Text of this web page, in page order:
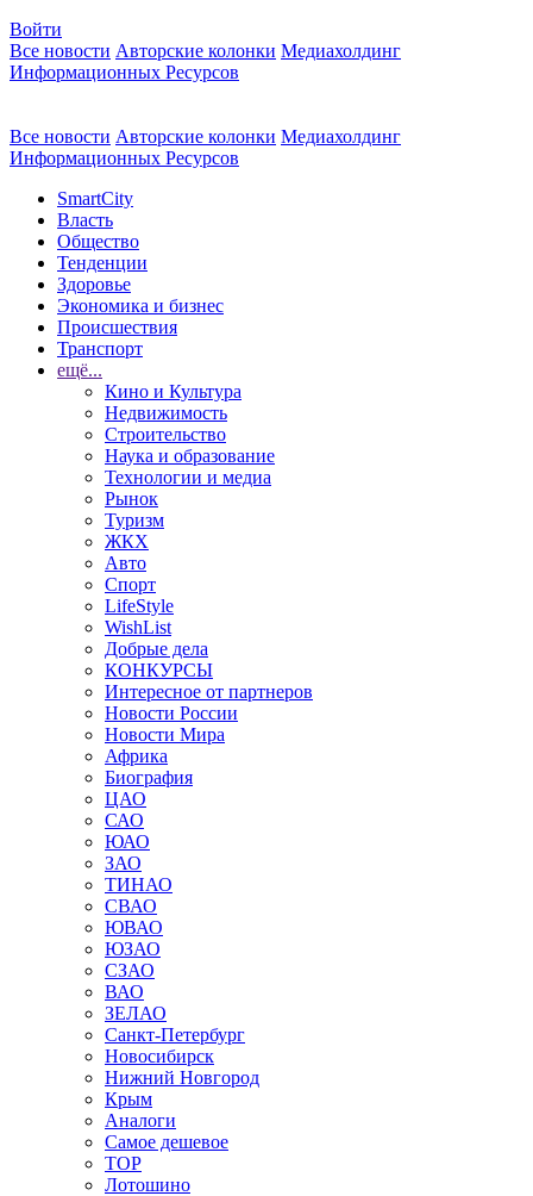
Войти
Все новости Авторские колонки Медиахолдинг
Информационных Ресурсов
Все новости Авторские колонки Медиахолдинг
Информационных Ресурсов
SmartCity
Власть
Общество
Тенденции
Здоровье
Экономика и бизнес
Происшествия
Транспорт
ещё...
Кино и Культура
Недвижимость
Строительство
Наука и образование
Технологии и медиа
Рынок
Туризм
ЖКХ
Авто
Спорт
LifeStyle
WishList
Добрые дела
КОНКУРСЫ
Интересное от партнеров
Новости России
Новости Мира
Африка
Биография
ЦАО
САО
ЮАО
ЗАО
ТИНАО
СВАО
ЮВАО
ЮЗАО
СЗАО
ВАО
ЗЕЛАО
Санкт-Петербург
Новосибирск
Нижний Новгород
Крым
Аналоги
Самое дешевое
TOP
Лотошино